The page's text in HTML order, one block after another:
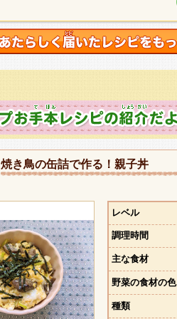
焼き鳥の缶詰で作る！親子丼
レベル
調理時間
主な食材
野菜の食材の色
種類